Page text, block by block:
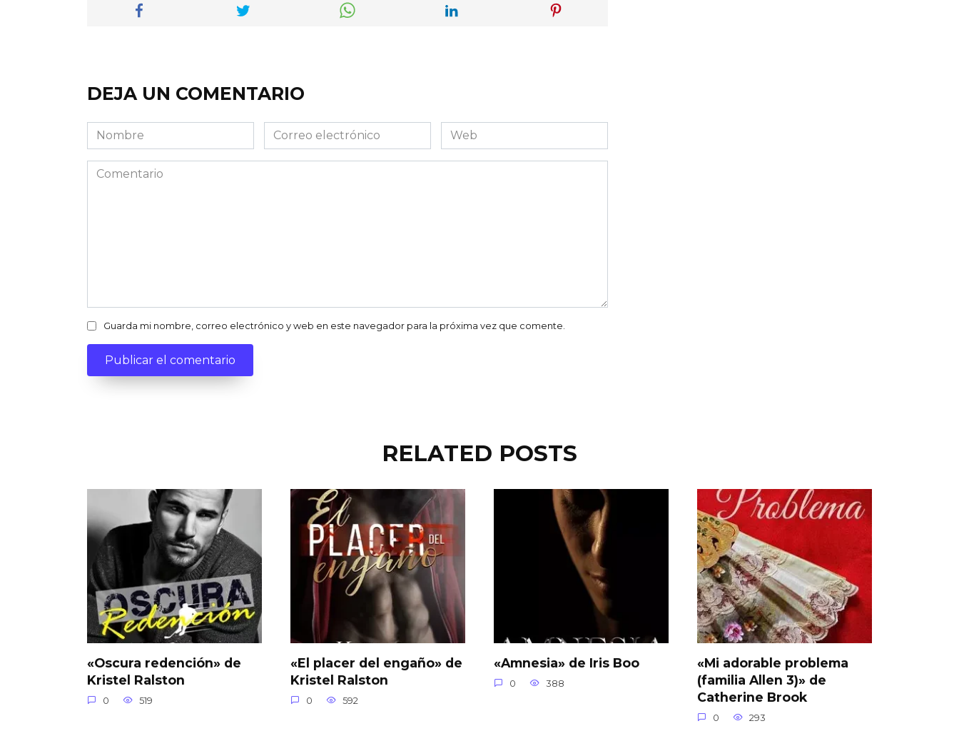
DEJA UN COMENTARIO
Nombre
Correo
electrónico
Web
Comentario
Guarda mi nombre, correo electrónico y web en este navegador para la próxima vez que comente.
RELATED POSTS
«Oscura redención» de
Kristel Ralston
0 519
«El placer del engaño» de
Kristel Ralston
0 592
«Amnesia» de Iris Boo
0 388
«Mi adorable problema
(familia Allen 3)» de
Catherine Brook
0 293